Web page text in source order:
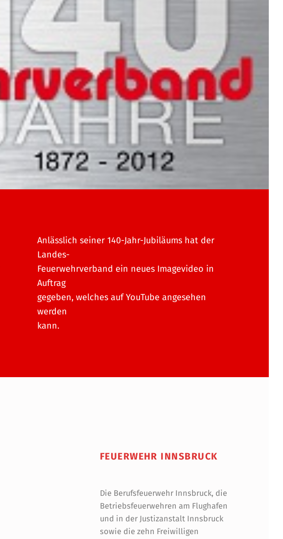
Anlässlich seiner 140-Jahr-Jubiläums hat der
Landes-
Feuerwehrverband ein neues Imagevideo in
Auftrag
gegeben, welches auf YouTube angesehen
werden
kann.
FEUERWEHR INNSBRUCK
Die Berufsfeuerwehr Innsbruck, die
Betriebsfeuerwehren am Flughafen
und in der Justizanstalt Innsbruck
sowie die zehn Freiwilligen